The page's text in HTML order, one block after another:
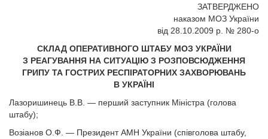
ЗАТВЕРДЖЕНО
наказом МОЗ України
від 28.10.2009 р. № 280-o
СКЛАД ОПЕРАТИВНОГО ШТАБУ МОЗ УКРАЇНИ
З РЕАГУВАННЯ НА СИТУАЦІЮ З РОЗПОВСЮДЖЕННЯ
ГРИПУ ТА ГОСТРИХ РЕСПІРАТОРНИХ ЗАХВОРЮВАНЬ
В УКРАЇНІ
Лазоришинець В.В. — перший заступник Міністра (голова
штабу);
Возіанов О.Ф. — Президент АМН України (співголова штабу,